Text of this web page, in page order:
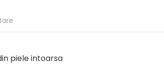
piele intoarsa